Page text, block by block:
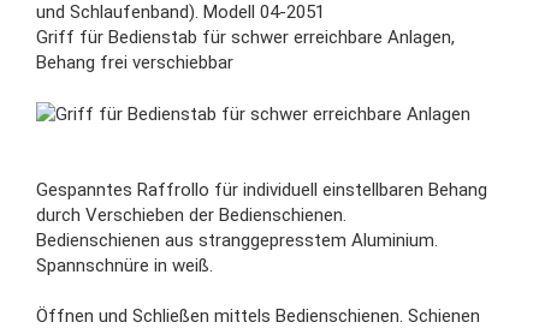
und Schlaufenband). Modell 04-2051
Griff für Bedienstab für schwer erreichbare Anlagen,
Behang frei verschiebbar
Gespanntes Raffrollo für individuell einstellbaren Behang
durch Verschieben der Bedienschienen.
Bedienschienen aus stranggepresstem Aluminium.
Spannschnüre in weiß.
Öffnen und Schließen mittels Bedienschienen. Schienen